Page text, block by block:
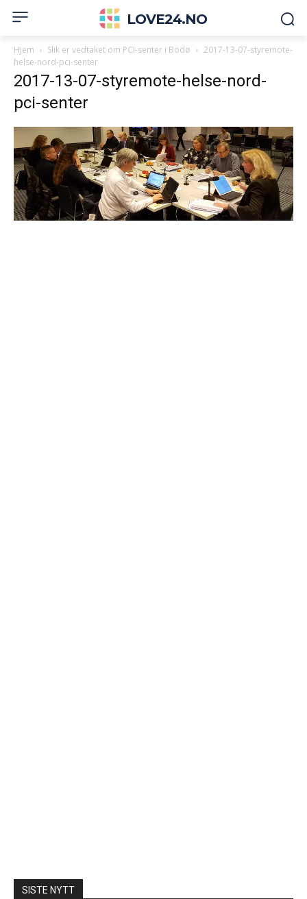
LOVE24.NO
Hjem Slik er vedtaket om PCI-senter i Bodø
2017-13-07-styremote-
helse-nord-pci-senter
2017-13-07-styremote-helse-nord-
pci-senter
SISTE NYTT